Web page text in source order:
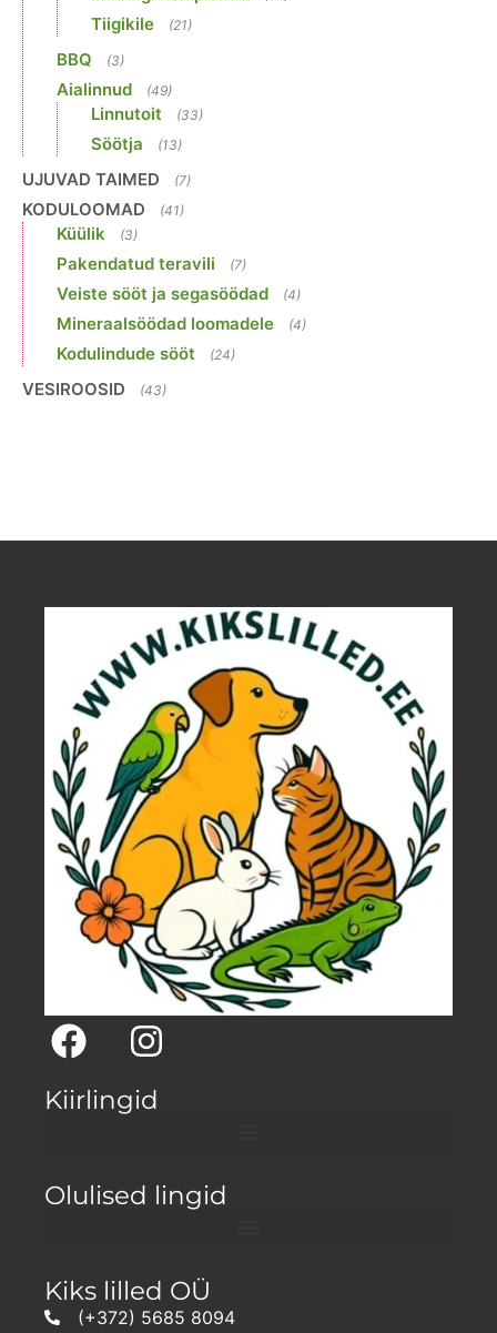
Tiigikile (21)
BBQ (3)
Aialinnud (49)
Linnutoit (33)
Söötja (13)
UJUVAD TAIMED (7)
KODULOOMAD (41)
Küülik (3)
Pakendatud teravili (7)
Veiste sööt ja segasöödad (4)
Mineraalsöödad loomadele (4)
Kodulindude sööt (24)
VESIROOSID (43)
Kiirlingid
Olulised lingid
Kiks lilled OÜ
(+372) 5685 8094